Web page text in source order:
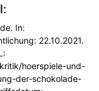
In:
22.10.2021.
hoerspiele-und-
der-schokolade-